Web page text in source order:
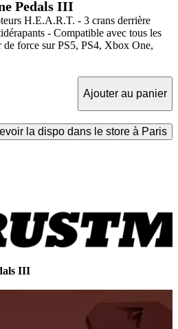
Pedals III
H.E.A.R.T. - 3 crans derrière
- Compatible avec tous les
de force sur PS5, PS4, Xbox One,
Ajouter au panier
voir la dispo dans le store à Paris
III